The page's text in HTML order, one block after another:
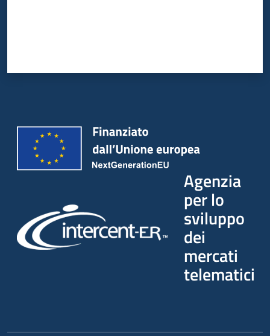
Agenzia
per lo
sviluppo
dei
mercati
telematici